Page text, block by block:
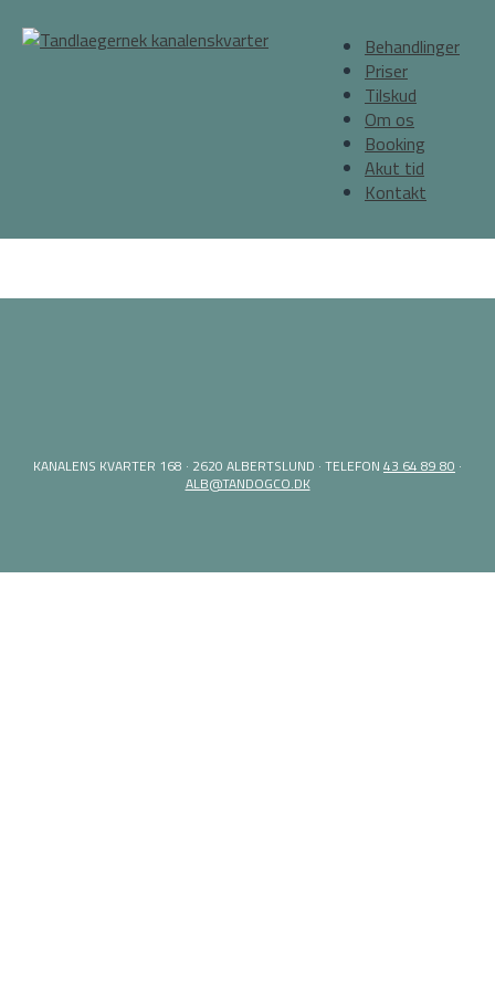
Behandlinger
Priser
Tilskud
Om os
Booking
Akut tid
Kontakt
KANALENS KVARTER 168 · 2620 ALBERTSLUND · TELEFON 43 64 89 80 ·
ALB@TANDOGCO.DK